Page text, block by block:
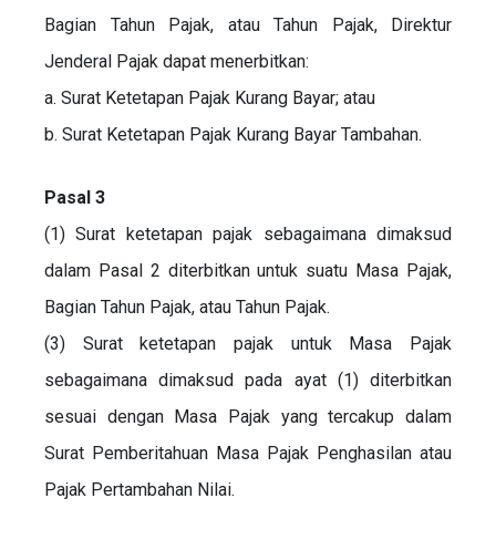
Bagian Tahun Pajak, atau Tahun Pajak, Direktur
Jenderal Pajak dapat menerbitkan:
a. Surat Ketetapan Pajak Kurang Bayar; atau
b. Surat Ketetapan Pajak Kurang Bayar Tambahan.
Pasal 3
(1) Surat ketetapan pajak sebagaimana dimaksud
dalam Pasal 2 diterbitkan untuk suatu Masa Pajak,
Bagian Tahun Pajak, atau Tahun Pajak.
(3) Surat ketetapan pajak untuk Masa Pajak
sebagaimana dimaksud pada ayat (1) diterbitkan
sesuai dengan Masa Pajak yang tercakup dalam
Surat Pemberitahuan Masa Pajak Penghasilan atau
Pajak Pertambahan Nilai.